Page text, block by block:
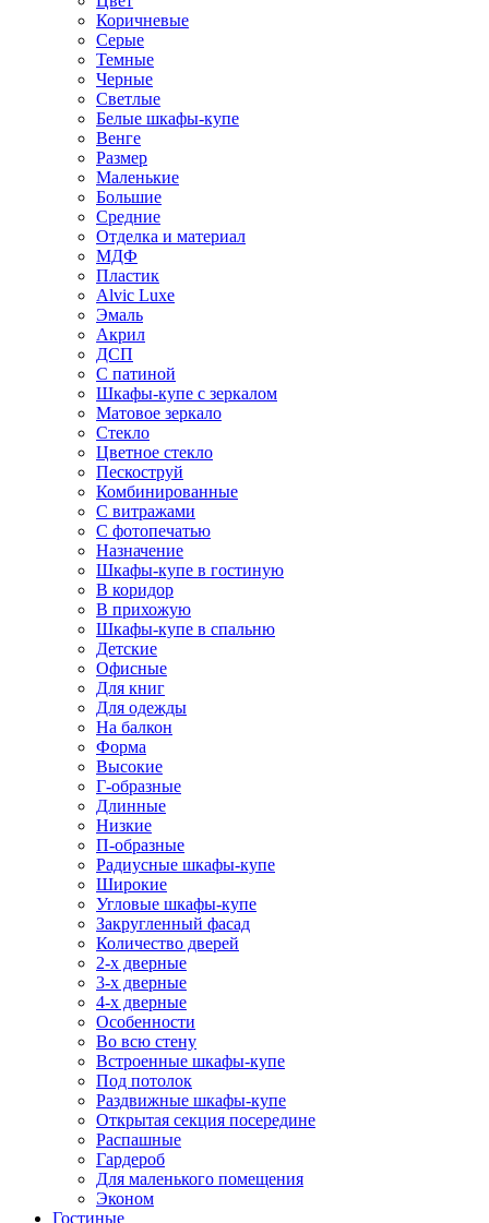
Коричневые
Серые
Темные
Черные
Светлые
Белые шкафы-купе
Венге
Размер
Маленькие
Большие
Средние
Отделка и материал
МДФ
Пластик
Alvic Luxe
Эмаль
Акрил
ДСП
С патиной
Шкафы-купе с зеркалом
Матовое зеркало
Стекло
Цветное стекло
Пескоструй
Комбинированные
С витражами
С фотопечатью
Назначение
Шкафы-купе в гостиную
В коридор
В прихожую
Шкафы-купе в спальню
Детские
Офисные
Для книг
Для одежды
На балкон
Форма
Высокие
Г-образные
Длинные
Низкие
П-образные
Радиусные шкафы-купе
Широкие
Угловые шкафы-купе
Закругленный фасад
Количество дверей
2-х дверные
3-х дверные
4-х дверные
Особенности
Во всю стену
Встроенные шкафы-купе
Под потолок
Раздвижные шкафы-купе
Открытая секция посередине
Распашные
Гардероб
Для маленького помещения
Эконом
Гостиные